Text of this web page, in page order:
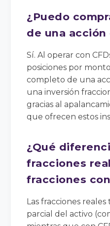
¿Puedo
de una acción
Sí. Al operar con
posiciones por
completo de una
una inversión
gracias al
que ofrecen estos
¿Qué
fracciones
fracciones con
Las fracciones
parcial del activo